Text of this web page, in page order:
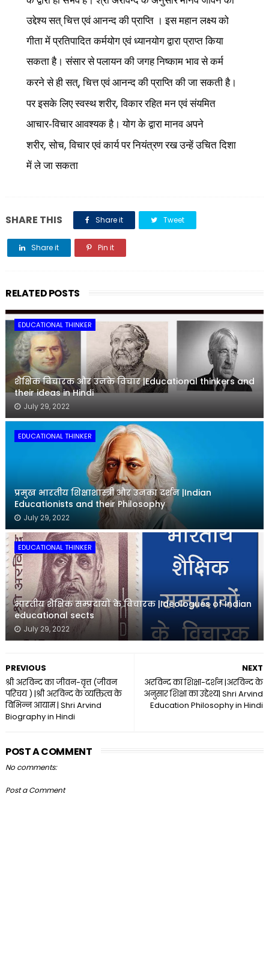
उद्देश्य सत् चित्त एवं आनन्द की प्राप्ति । इस महान लक्ष्य को
गीता में प्रतिपादित कर्मयोग एवं ध्यानयोग द्वारा प्राप्त किया
सकता है। संसार से पलायन की जगह निष्काम भाव से कर्म
करने से ही सत्,चित्त एवं आनन्द की प्राप्ति की जा सकती है।
पर इसके लिए स्वस्थ शरीर,विकार रहित मन एवं संयमित
आचार-विचार आवश्यक है। योग के द्वारा मानव अपने
शरीर,सोच,विचार एवं कार्य पर नियंत्रण रख उन्हें उचित दिशा
में ले जा सकता
SHARE THIS Share it Tweet
Share it Pin it
RELATED POSTS
EDUCATIONAL THINKER
शैक्षिक विचारक और उनके विचार |Educational thinkers and
their ideas in Hindi
July 29, 2022
EDUCATIONAL THINKER
प्रमुख भारतीय शिक्षाशास्त्री और उनका दर्शन |Indian
Educationists and their Philosophy
July 29, 2022
EDUCATIONAL THINKER
भारतीय शैक्षिक सम्प्रदायों के विचारक |Ideologues of Indian
educational sects
July 29, 2022
NEXT
अरविन्द का शिक्षा-दर्शन |अरविन्द के
अनुसार शिक्षा का उद्देश्य| Shri Arvind
Education Philosophy in Hindi
PREVIOUS
श्री अरविन्द का जीवन-वृत्त (जीवन
परिचय ) |श्री अरविन्द के व्यक्तित्व के
विभिन्न आयाम | Shri Arvind
Biography in Hindi
POST A COMMENT
No comments:
Post a Comment